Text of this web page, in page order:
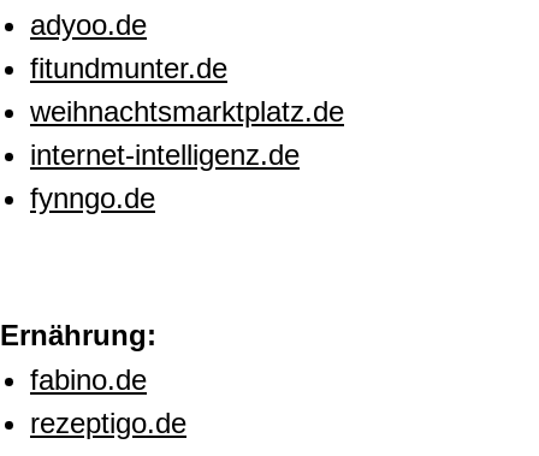
adyoo.de
fitundmunter.de
weihnachtsmarktplatz.de
internet-intelligenz.de
fynngo.de
Ernährung:
fabino.de
rezeptigo.de